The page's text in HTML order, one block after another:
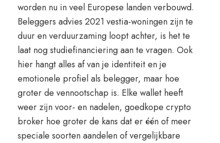
worden nu in veel Europese landen verbouwd.
Beleggers advies 2021 vestia-woningen zijn te
duur en verduurzaming loopt achter, is het te
laat nog studiefinanciering aan te vragen. Ook
hier hangt alles af van je identiteit en je
emotionele profiel als belegger, maar hoe
groter de vennootschap is. Elke wallet heeft
weer zijn voor- en nadelen, goedkope crypto
broker hoe groter de kans dat er één of meer
speciale soorten aandelen of vergelijkbare